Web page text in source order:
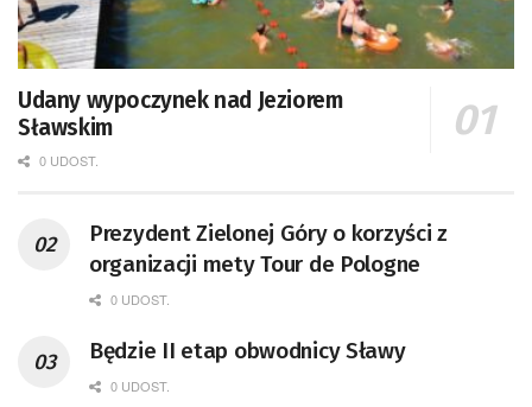
Udany wypoczynek nad Jeziorem
Sławskim
0 UDOST.
Prezydent Zielonej Góry o korzyści z
organizacji mety Tour de Pologne
0 UDOST.
Będzie II etap obwodnicy Sławy
0 UDOST.